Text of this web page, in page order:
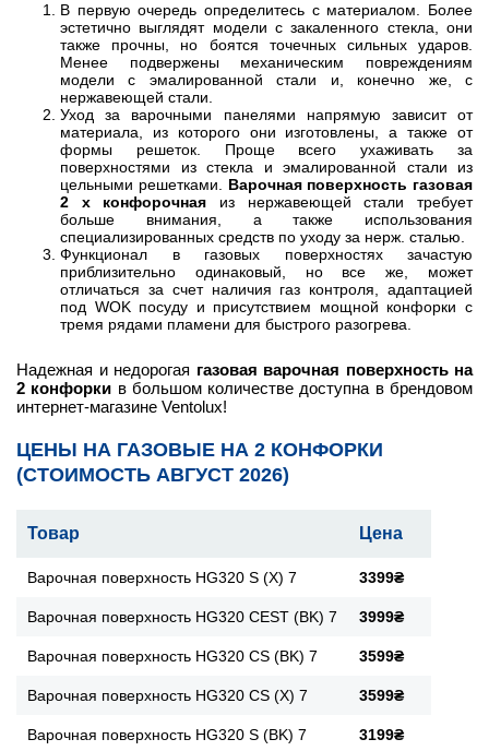
В первую очередь определитесь с материалом. Более
эстетично выглядят модели с закаленного стекла, они
также прочны, но боятся точечных сильных ударов.
Менее подвержены механическим повреждениям
модели с эмалированной стали и, конечно же, с
нержавеющей стали.
Уход за варочными панелями напрямую зависит от
материала, из которого они изготовлены, а также от
формы решеток. Проще всего ухаживать за
поверхностями из стекла и эмалированной стали из
цельными решетками. Варочная поверхность газовая
2 х конфорочная из нержавеющей стали требует
больше внимания, а также использования
специализированных средств по уходу за нерж. сталью.
Функционал в газовых поверхностях зачастую
приблизительно одинаковый, но все же, может
отличаться за счет наличия газ контроля, адаптацией
под WOK посуду и присутствием мощной конфорки с
тремя рядами пламени для быстрого разогрева.
Надежная и недорогая газовая варочная поверхность на
2 конфорки в большом количестве доступна в брендовом
интернет-магазине Ventolux!
ЦЕНЫ НА ГАЗОВЫЕ НА 2 КОНФОРКИ
(СТОИМОСТЬ АВГУСТ 2026)
Товар Цена
Варочная поверхность HG320 S (X) 7 3399₴
Варочная поверхность HG320 CEST (BK) 7 3999₴
Варочная поверхность HG320 CS (BK) 7 3599₴
Варочная поверхность HG320 CS (X) 7 3599₴
Варочная поверхность HG320 S (BK) 7 3199₴